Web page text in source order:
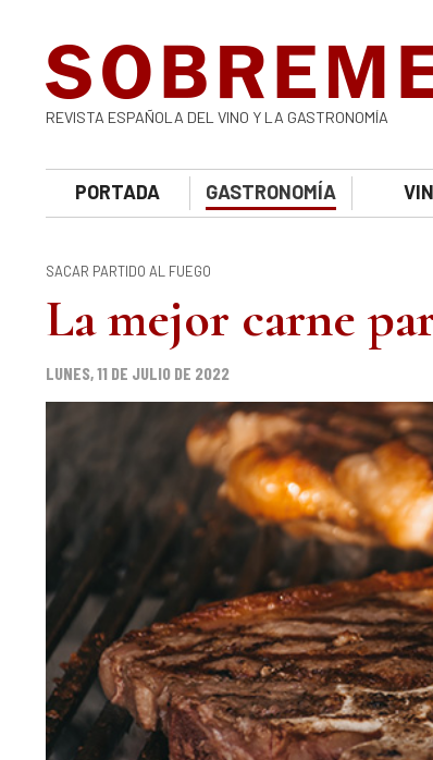
REVISTA ESPAÑOLA DEL VINO Y LA GASTRONOMÍA
PORTADA GASTRONOMÍA
SACAR PARTIDO AL FUEGO
La mejor carne
LUNES, 11 DE JULIO DE 2022